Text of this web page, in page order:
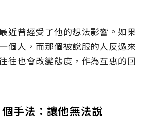
近曾經受了他的想法影響。如果
個人，而那個被說服的人反過來
往也會改變態度，作為互惠的回
手法：讓他無法說